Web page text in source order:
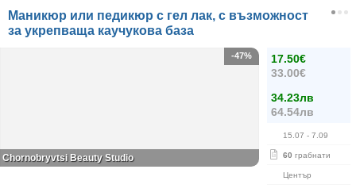
Маникюр или педикюр с гел лак, с възможност
за укрепваща каучукова база
17.50€
33.00€
34.23лв
64.54лв
15.07 - 7.09
60 грабнати
Център
-47%
Chornobryvtsi Beauty Studio